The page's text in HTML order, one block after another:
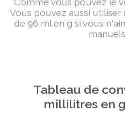
Vous pouvez aussi
de 96 ml en g si vous
Tableau de
millilitres en